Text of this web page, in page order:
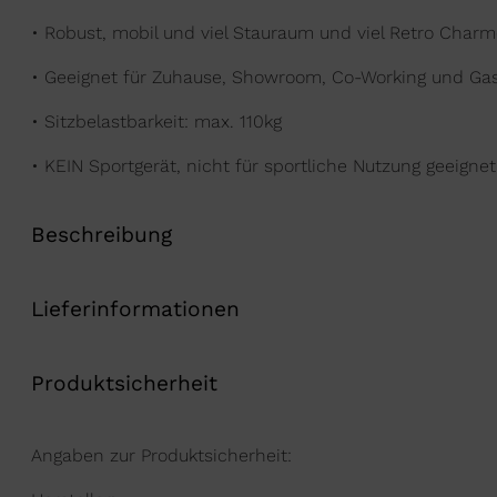
• Robust, mobil und viel Stauraum und viel Retro
• Geeignet für Zuhause, Showroom, Co-Working und
• Sitzbelastbarkeit: max. 110kg
• KEIN Sportgerät, nicht für sportliche Nutzung geeignet
Beschreibung
Lieferinformationen
Produktsicherheit
Angaben zur Produktsicherheit: